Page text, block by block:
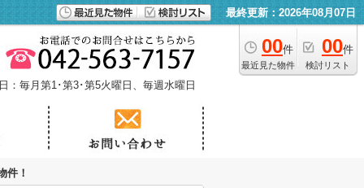
最終更新：2026年08月07日
00件
最近見た物件
00件
検討リスト
：毎月第1･第3･第5火曜日、毎週水曜日
件！